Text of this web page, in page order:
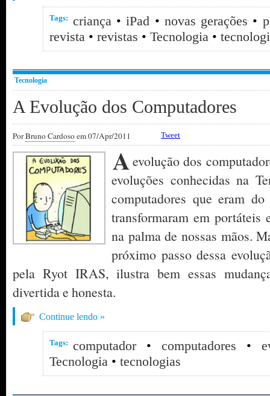
Tags: criança •iPad • novas gerações •
revista • revistas • Tecnologia •
Tecnologia
A Evolução dos Computadores
PorBruno Cardosoem 07/Apr/2011 Tweet
Aevolução dos
evoluções conhecidas na
computadores que eram
transformaram em portáteis
na palma de nossas mãos.
próximo passo dessa
pela Ryot IRAS, ilustra bem essas
divertida e honesta.
Continue lendo »
Tags: computador• computadores •
Tecnologia • tecnologias